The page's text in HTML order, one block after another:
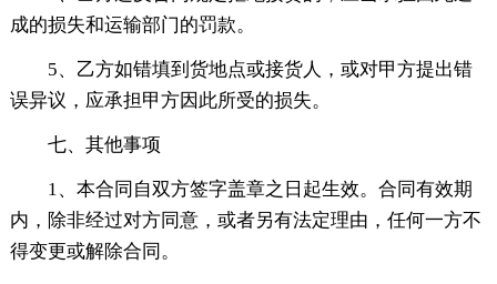
成的损失和运输部门的罚款。
5、乙方如错填到货地点或接货人，或对甲方提出错
误异议，应承担甲方因此所受的损失。
七、其他事项
1、本合同自双方签字盖章之日起生效。合同有效期
内，除非经过对方同意，或者另有法定理由，任何一方不
得变更或解除合同。